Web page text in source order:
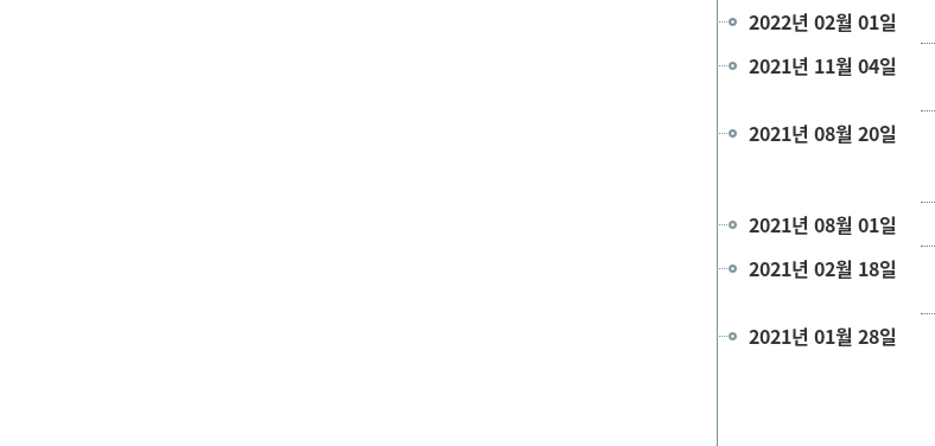
2022년 02월 01일
2021년 11월 04일
2021년 08월 20일
2021년 08월 01일
2021년 02월 18일
2021년 01월 28일